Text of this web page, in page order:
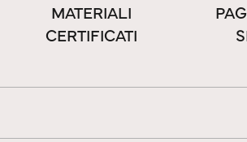
MATERIALI
CERTIFICATI